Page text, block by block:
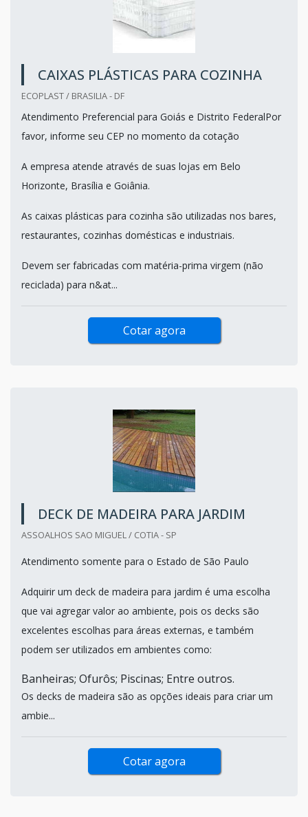
CAIXAS PLÁSTICAS PARA COZINHA
ECOPLAST / BRASILIA - DF
Atendimento Preferencial para Goiás e Distrito FederalPor
favor, informe seu CEP no momento da cotação
A empresa atende através de suas lojas em Belo
Horizonte, Brasília e Goiânia.
As caixas plásticas para cozinha são utilizadas nos bares,
restaurantes, cozinhas domésticas e industriais.
Devem ser fabricadas com matéria-prima virgem (não
reciclada) para n&at...
Cotar agora
DECK DE MADEIRA PARA JARDIM
ASSOALHOS SAO MIGUEL / COTIA - SP
Atendimento somente para o Estado de São Paulo
Adquirir um deck de madeira para jardim é uma escolha
que vai agregar valor ao ambiente, pois os decks são
excelentes escolhas para áreas externas, e também
podem ser utilizados em ambientes como:
Banheiras; Ofurôs; Piscinas; Entre outros.
Os decks de madeira são as opções ideais para criar um
ambie...
Cotar agora